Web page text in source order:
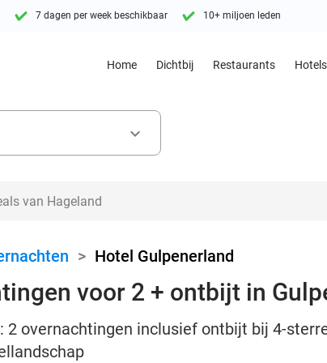
7 dagen per week beschikbaar 10+ miljoen leden
Home Dichtbij Restaurants Hotels
keyboard_arrow_down
> Hotel Gulpenerland
voor 2 + ontbijt in
2 overnachtingen inclusief ontbijt bij 4-